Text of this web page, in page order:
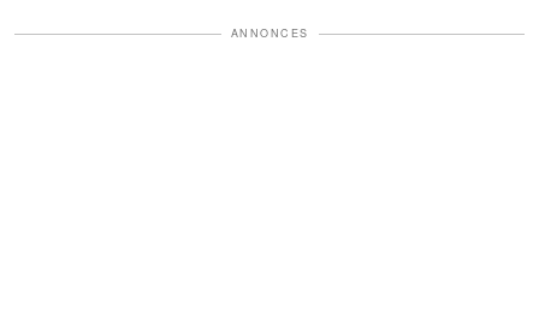
ANNONCES